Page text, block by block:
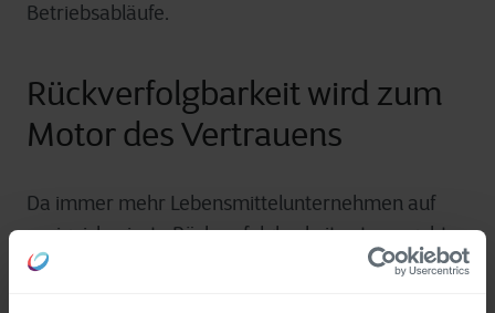
Betriebsabläufe.
Rückverfolgbarkeit wird zum
Motor des Vertrauens
Da immer mehr Lebensmittelunternehmen auf
ereignisbasierte Rückverfolgbarkeit setzen, geht
ihre Rolle weit über die reine Einhaltung von